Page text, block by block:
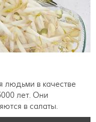
людьми в качестве
лет. Они
в салаты.